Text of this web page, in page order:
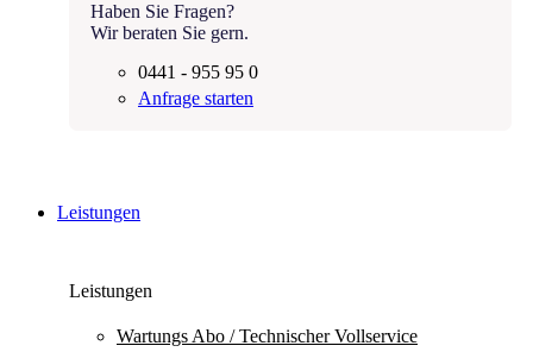
Haben Sie Fragen?
Wir beraten Sie gern.
0441 - 955 95 0
Anfrage starten
Leistungen
Leistungen
Wartungs Abo / Technischer Vollservice